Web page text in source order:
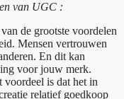
van UGC :
de grootste voordelen
Mensen vertrouwen
En dit kan
voor jouw merk.
voordeel is dat het in
relatief goedkoop